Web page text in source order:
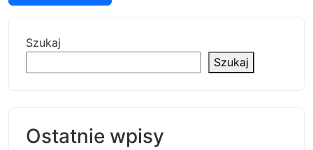
Szukaj
Szukaj
Ostatnie wpisy